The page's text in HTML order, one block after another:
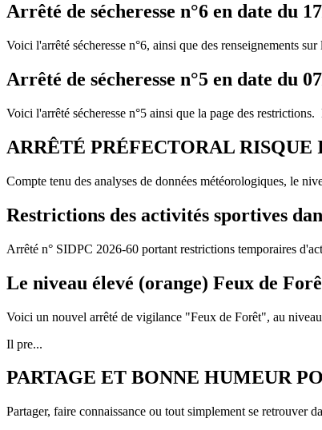
Arrêté de sécheresse n°6 en date du
Voici l'arrêté sécheresse n°6, ainsi que des renseignements
Arrêté de sécheresse n°5 en date du
Voici l'arrêté sécheresse n°5 ainsi que la page des
ARRÊTÉ PRÉFECTORAL RISQUE
Compte tenu des analyses de données météorologiques, le
Restrictions des activités sportives
Arrêté n° SIDPC 2026-60 portant restrictions temporaires
Le niveau élevé (orange) Feux de
Voici un nouvel arrêté de vigilance "Feux de Forêt", au
Il pre...
PARTAGE ET BONNE HUMEUR
Partager, faire connaissance ou tout simplement se retrouver